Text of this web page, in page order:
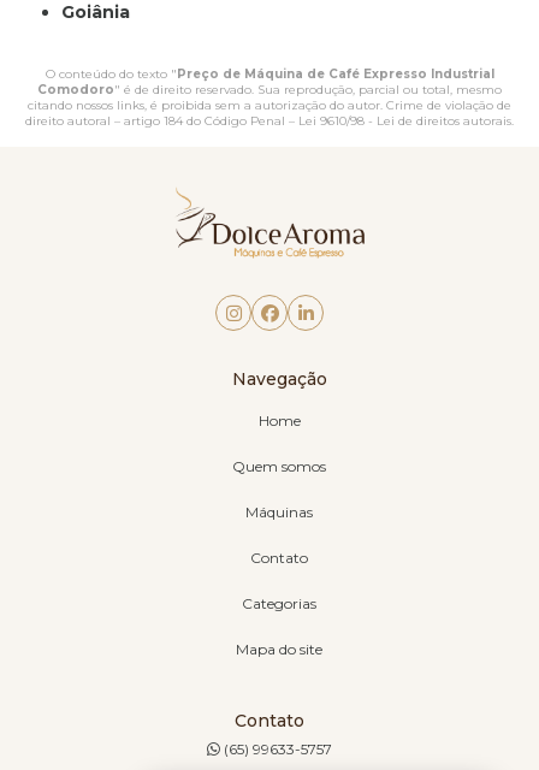
Goiânia
O conteúdo do texto " Preço de Máquina de Café Expresso Industrial
Comodoro" é de direito reservado. Sua reprodução, parcial ou total, mesmo
citando nossos links, é proibida sem a autorização do autor. Crime de violação de
direito autoral – artigo 184 do Código Penal – Lei 9610/98 - Lei de direitos autorais.
Navegação
Home
Quem somos
Máquinas
Contato
Categorias
Mapa do site
Contato
(65) 99633-5757